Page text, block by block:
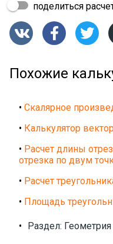
поделиться
  
Похожие
• Скалярное
• Калькулятор
• Расчет длины
отрезка по двум
• Расчет
• Площадь
• Раздел: